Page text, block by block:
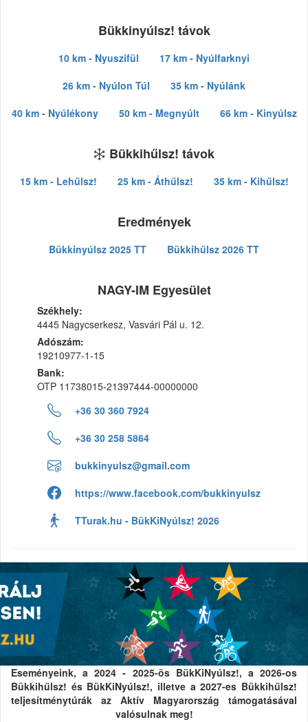
Bükkinyúlsz! távok
10 km - Nyuszifül
17 km - Nyúlfarknyi
26 km - Nyúlon Túl
35 km - Nyúlánk
40 km - Nyúlékony
50 km - Megnyúlt 66 km - Kinyúlsz
Bükkihűlsz! távok
15 km - Lehűlsz! 25 km - Áthűlsz! 35 km - Kihűlsz!
Eredmények
Bükkinyúlsz 2025 TT Bükkihűlsz 2026 TT
NAGY-IM Egyesület
Székhely:
4445 Nagycserkesz, Vasvári Pál u. 12.
Adószám:
19210977-1-15
Bank:
OTP 11738015-21397444-00000000
+36 30 360 7924
+36 30 258 5864
bukkinyulsz@gmail.com
https://www.facebook.com/bukkinyulsz
TTurak.hu - BükKiNyúlsz! 2026
Eseményeink, a 2024 - 2025-ös BükKiNyúlsz!, a 2026-os
Bükkihűlsz! és BükKiNyúlsz!, illetve a 2027-es Bükkihűlsz!
teljesítménytúrák az Aktív Magyarország támogatásával
valósulnak meg!